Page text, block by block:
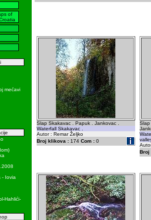
of
mećavi
- Iovia
Hahlići-
Slap Skakavac . Papuk . Jankovac .
Waterfall Skakavac .
Autor : Remar Željko
Broj klikova :174 Com :0
Slap
Broj